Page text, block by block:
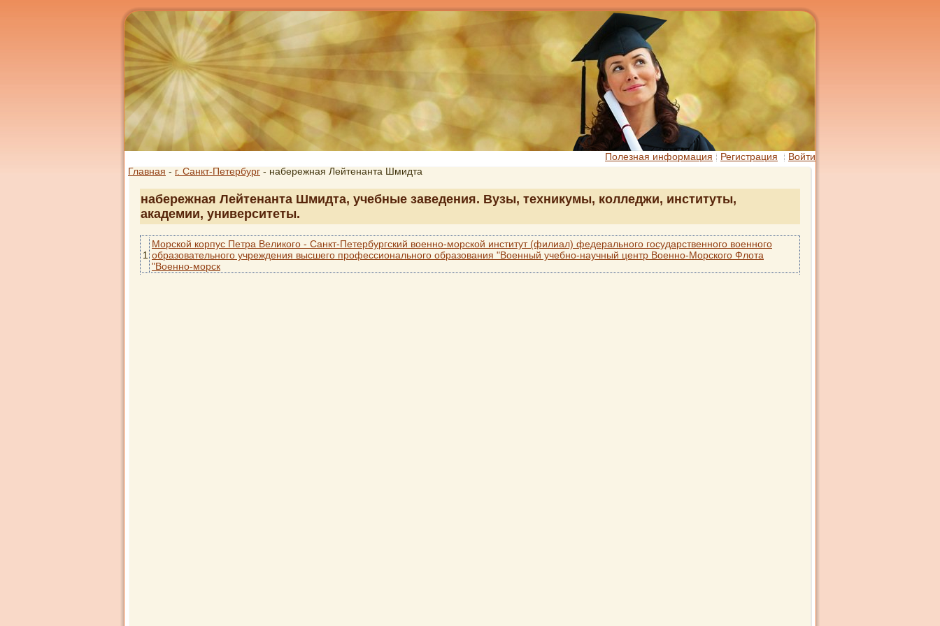
Полезная информация Регистрация
Войти
Главная - г. Санкт-Петербург - набережная Лейтенанта Шмидта
набережная Лейтенанта Шмидта, учебные заведения. Вузы, техникумы, колледжи, институты,
академии, университеты.
1
Морской корпус Петра Великого - Санкт-Петербургский военно-морской институт (филиал) федерального государственного военного
образовательного учреждения высшего профессионального образования "Военный учебно-научный центр Военно-Морского Флота
"Военно-морск